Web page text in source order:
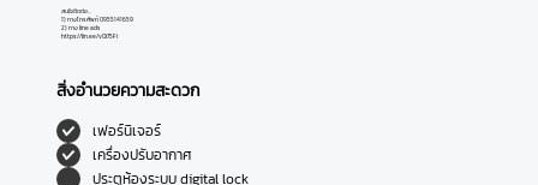
สนใจติดต่อ…
1) ทางโทรศัพท์ 0955141659
2) ทาง line ads
https://lin.ee/vOi75Fi
สิ่งอำนวยความสะดวก
เฟอร์นิเจอร์
เครื่องปรับอากาศ
ประตูห้องระบบ digital lock